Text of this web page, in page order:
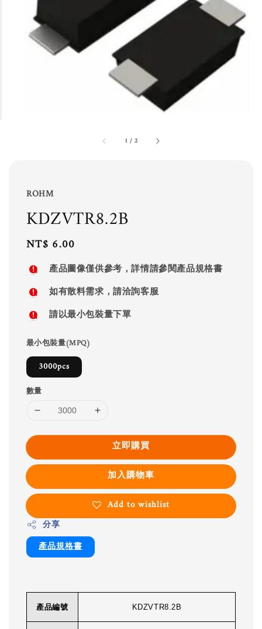
1 / 2
ROHM
KDZVTR8.2B
Regular
price
NT$ 6.00
產品圖像僅供參考，詳情請參閱產品規格書
如有散料需求，請洽詢客服
請以最小包裝量下單
最小包裝量(MPQ)
3000pcs
數量
立即購買
加入購物車
Add to wishlist
分享
產品規格書
產品編號 KDZVTR8.2B